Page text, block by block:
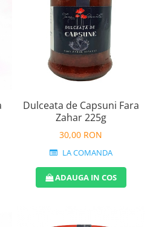
Dulceata de Capsuni Fara
Zahar 225g
30,00 RON
LA COMANDA
ADAUGA IN COS